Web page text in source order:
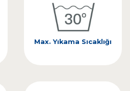
Max. Yıkama Sıcaklığı